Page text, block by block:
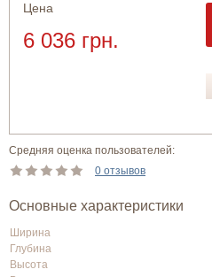
Цена
6 036 грн.
Средняя оценка пользователей:
0 отзывов
Основные характеристики
Ширина
Глубина
Высота